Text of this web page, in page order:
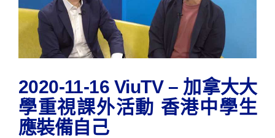
2020-11-16 ViuTV – 加拿大大
學重視課外活動 香港中學生
應裝備自己